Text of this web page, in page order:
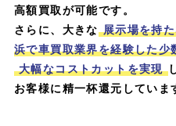
高額買取が可能です。
さらに、大きな 展示場を持
浜で車買取業界を経験した少
大幅なコストカットを実現
お客様に精一杯還元していま